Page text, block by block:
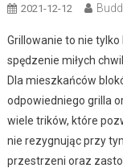
2021-12-12
Grillowanie to nie
spędzenie miłych
Dla mieszkańców
odpowiedniego grilla
wiele trików, które
nie rezygnując przy
przestrzeni oraz